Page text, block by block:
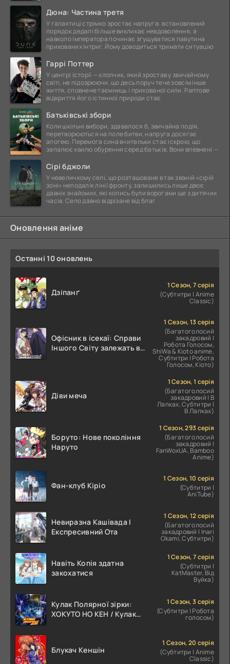
Дюна: Частина третя
У галактиці стрімко зростає напруга: встановлений
порядок дедалі більше викликає невдоволення, а
навколо імператора починає згущуватися павутина
прихованих інтриг. Йому доводиться тримати ситуацію
Гаррі Поттер
У центрі історії — хлопчик, який зростав у звичайному
світі, не підозрюючи, що десь поруч тече зовсім інше
життя, сповнене таємниць і прихованої сили. Раптове
відкриття його істинної природи стає
Батьківські збори
Коли шкільні вибори, здавалося б, звичайна подія,
перетворюються на поле битви, напруга досягає
апогею. Перемога сина вчительки стає іскрою, що
запалює хвилю обурення серед батьків. Вони впевнені —
Сірі бджоли
У невеличкому селі, що розташоване в так званій «сірій
зоні» неподалік лінії фронту, залишились лише двоє
давніх знайомих, які колись були ворогами ще з дитячих
часів. Село давно відрізане від благ
Оновлення аніме
Останні 10 оновлень
Дзіпанґ
1 Сезон, 7 серія
(Субтитри | Anime
Classic)
Офісник в ісекаї: Справи
Іншого Світу залежать від
1 Сезон, 13 серія
(Багатоголосий
закадровий |
Робота Голосом,
ShiWa & Kioto anime,
Субтитри | Робота
Голосом, Кіото)
Діви меча
1 Сезон, 1 серія
(Багатоголосий
закадровий | В
Лапках, Субтитри |
В Лапках)
Боруто: Нове покоління
Наруто
1 Сезон, 293 серія
(Багатоголосий
закадровий |
FanWoxUA, Bamboo
Anime)
Фан-клуб Кіріо
1 Сезон, 10 серія
(Субтитри |
AniTube)
Невиразна Кашівада І
Експресивний Ота
1 Сезон, 12 серія
(Багатоголосий
закадровий | Inari
Okami, Субтитри)
Навіть Копія здатна
закохатися
1 Сезон, 7 серія
(Субтитри |
KatMaster, Від
Вуйка)
Кулак Полярної зірки:
ХОКУТО НО КЕН / Кулак
1 Сезон, 3 серія
(Субтитри | Робота
голосом)
Блукач Кеншін
1 Сезон, 20 серія
(Субтитри | Anime
Classic)